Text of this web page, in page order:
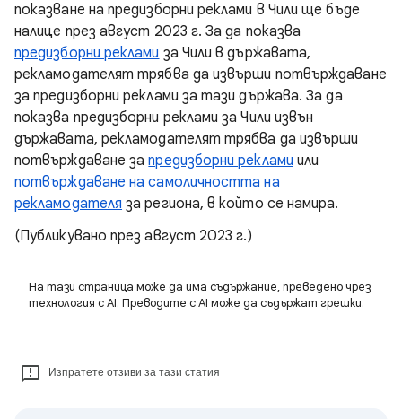
показване на предизборни реклами в Чили ще бъде
налице през август 2023 г. За да показва
предизборни реклами за Чили в държавата,
рекламодателят трябва да извърши потвърждаване
за предизборни реклами за тази държава. За да
показва предизборни реклами за Чили извън
държавата, рекламодателят трябва да извърши
потвърждаване запредизборни реклами или
потвърждаване на самоличността на
рекламодателя за региона, в който се намира.
(Публикувано през август 2023 г.)
На тази страница може да има съдържание, преведено чрез
технология с AI. Преводите с AI може да съдържат грешки.
Изпратете отзиви за тази статия